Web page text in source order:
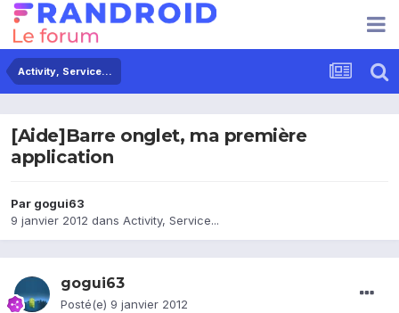
Activity, Service...
[Aide]Barre onglet, ma première
application
Par gogui63
9 janvier 2012 dans Activity, Service...
gogui63
Posté(e) 9 janvier 2012